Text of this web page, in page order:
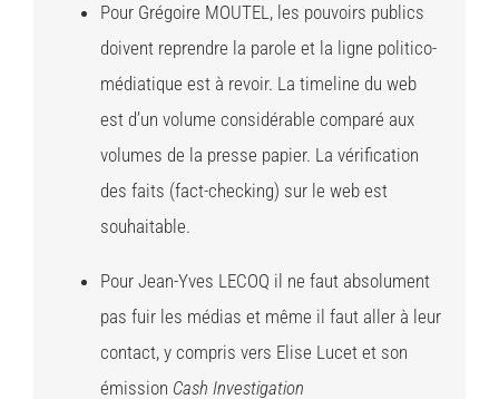
Pour Grégoire MOUTEL, les pouvoirs publics
doivent reprendre la parole et la ligne politico-
médiatique est à revoir. La timeline du web
est d’un volume considérable comparé aux
volumes de la presse papier. La vérification
des faits (fact-checking) sur le web est
souhaitable.
Pour Jean-Yves LECOQ il ne faut absolument
pas fuir les médias et même il faut aller à leur
contact, y compris vers Elise Lucet et son
émission Cash Investigation